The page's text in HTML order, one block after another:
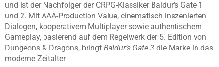
und ist der Nachfolger der CRPG-Klassiker Baldur’s Gate 1
und 2. Mit AAA-Production Value, cinematisch inszenierten
Dialogen, kooperativem Multiplayer sowie authentischem
Gameplay, basierend auf dem Regelwerk der 5. Edition von
Dungeons & Dragons, bringt Baldur’s Gate 3 die Marke in das
moderne Zeitalter.